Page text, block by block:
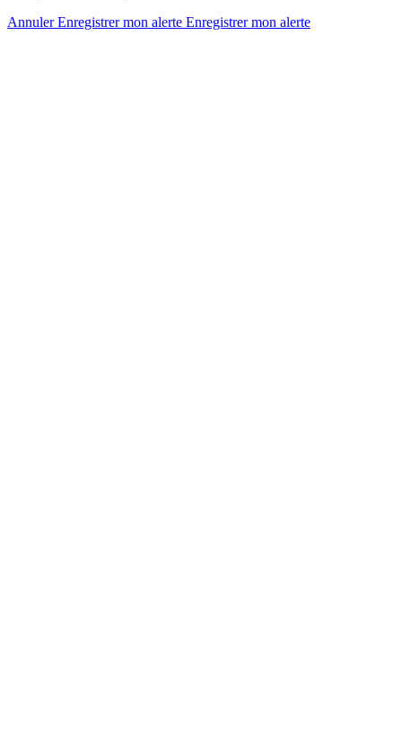
AnnulerEnregistrer mon alerte Enregistrermon alerte